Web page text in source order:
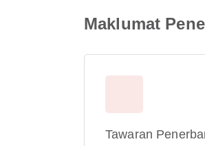
Maklumat
Tawaran